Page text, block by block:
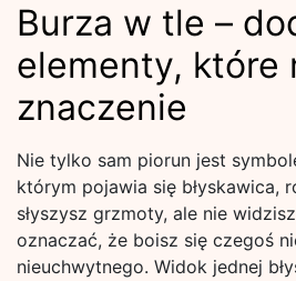
Burza w tle –
elementy, które
znaczenie
Nie tylko sam piorun jest
którym pojawia się błyskawica,
słyszysz grzmoty, ale nie
oznaczać, że boisz się czegoś
nieuchwytnego. Widok jednej